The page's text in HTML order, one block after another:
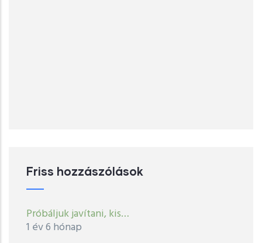
Friss hozzászólások
Próbáljuk javítani, kis…
1 év 6 hónap